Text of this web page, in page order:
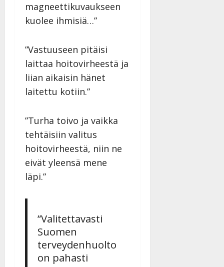
magneettikuvaukseen
kuolee ihmisiä…”
”Vastuuseen pitäisi
laittaa hoitovirheestä ja
liian aikaisin hänet
laitettu kotiin.”
”Turha toivo ja vaikka
tehtäisiin valitus
hoitovirheestä, niin ne
eivät yleensä mene
läpi.”
”Valitettavasti
Suomen
terveydenhuolto
on pahasti